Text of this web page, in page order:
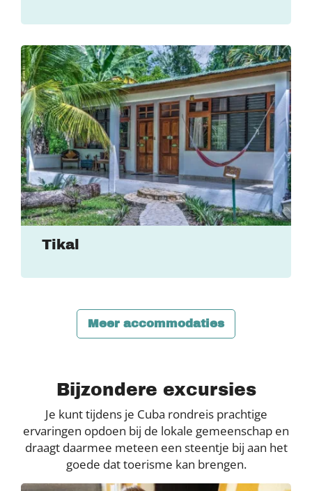
Tikal
Meer accommodaties
Bijzondere excursies
Je kunt tijdens je Cuba rondreis prachtige
ervaringen opdoen bij de lokale gemeenschap en
draagt daarmee meteen een steentje bij aan het
goede dat toerisme kan brengen.